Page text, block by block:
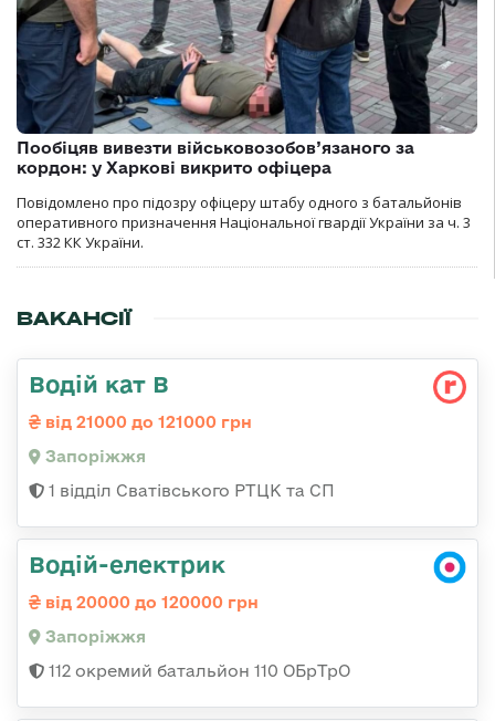
Пообіцяв вивезти військовозобов’язаного за
кордон: у Харкові викрито офіцера
Повідомлено про підозру офіцеру штабу одного з батальйонів
оперативного призначення Національної гвардії України за ч. 3
ст. 332 КК України.
ВАКАНСІЇ
Водій кат В
від 21000 до 121000 грн
Запоріжжя
1 відділ Сватівського РТЦК та СП
Водій-електрик
від 20000 до 120000 грн
Запоріжжя
112 окремий батальйон 110 ОБрТрО